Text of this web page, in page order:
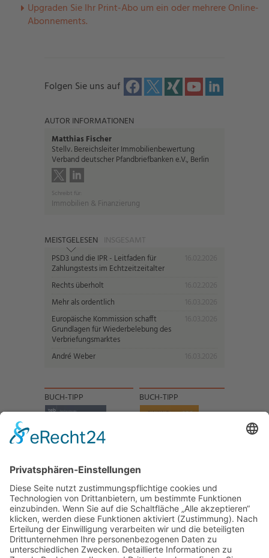
Upgraden Sie Ihr Print-Abo um ein oder mehrere Online-
Abonnements.
Folgen Sie uns auf
AUTOR INFORMATIONEN
Matthias Fischer
Stellv. Bereichsleiter Immobilienbewertung
Verband deutscher Pfandbriefbanken e.V., Berlin
Schreibt für:
Immobilien & Finanzierung
MEISTGELESEN INSGESAMT
PSD3 und die IPR - Leitfaden für
Zahlungstests im Echtzeitzeitalter
Rechts überholt
Mehr als ordentlich
Europäische Kommission schafft
Grundlagen für Wiederbelebung des
Verbriefungsmarktes
André Weber
BUCH-TIPP BUCH-TIPP